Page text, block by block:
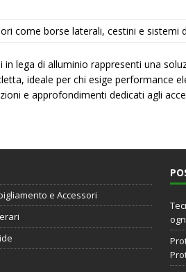
come borse laterali, cestini e sistemi
lega di alluminio rappresenti una
ideale per chi esige performance
e approfondimenti dedicati agli
e Accessori